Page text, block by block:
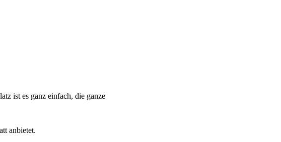
ist es ganz einfach, die ganze
anbietet.